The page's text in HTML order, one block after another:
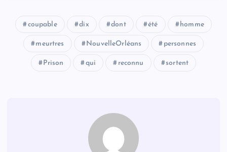
coupable dix dont été homme
meurtres NouvelleOrléans personnes
Prison qui reconnu sortent